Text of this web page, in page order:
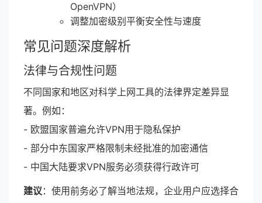
OpenVPN）
调整加密级别平衡安全性与速度
常见问题深度解析
法律与合规性问题
不同国家和地区对科学上网工具的法律界定差异显
著。例如：
- 欧盟国家普遍允许VPN用于隐私保护
- 部分中东国家严格限制未经批准的加密通信
- 中国大陆要求VPN服务必须获得行政许可
建议：使用前务必了解当地法规，企业用户应选择合